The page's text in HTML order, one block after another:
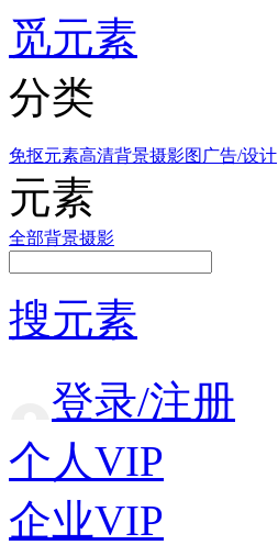
觅元素
分类
免抠元素高清背景摄影图 广告/设计
元素
全部背景摄影
搜元素
登录/注册
个人VIP
企业VIP